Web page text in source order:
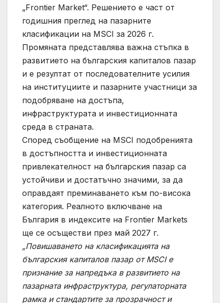
„Frontier Market“. Решението е част от
годишния преглед на пазарните
класификации на MSCI за 2026 г.
Промяната представлява важна стъпка в
развитието на българския капиталов пазар
и е резултат от последователните усилия
на институциите и пазарните участници за
подобряване на достъпа,
инфраструктурата и инвестиционната
среда в страната.
Според съобщение на MSCI подобренията
в достъпността и инвестиционната
привлекателност на българския пазар са
устойчиви и достатъчно значими, за да
оправдаят преминаването към по-висока
категория. Реалното включване на
България в индексите на Frontier Markets
ще се осъществи през май 2027 г.
„Повишаването на класификацията на
българския капиталов пазар от MSCI е
признание за напредъка в развитието на
пазарната инфраструктура, регулаторната
рамка и стандартите за прозрачност и